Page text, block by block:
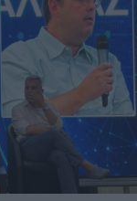
- Στ. Βροχίδης:
τις
του ΙΠΤΗΛ ΕΚΕΤΑ
με θέμα